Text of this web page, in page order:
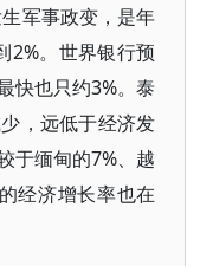
军事政变，是年
2%。世界银行预
快也只约3%。泰
，远低于经济发
于缅甸的7%、越
经济增长率也在